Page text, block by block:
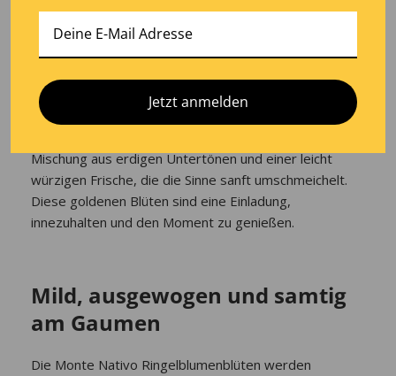
Die Monte Nativo Ringelblumenblüten bringen
genau das in Dein Zuhause.
Die getrockneten Blüten entfalten ein zartes, blumiges
Aroma, das sofort eine einladende Atmosphäre
Mischung aus erdigen Untertönen und einer leicht
würzigen Frische, die die Sinne sanft umschmeichelt.
Diese goldenen Blüten sind eine Einladung,
innezuhalten und den Moment zu genießen.
Mild, ausgewogen und samtig
am Gaumen
Die Monte Nativo Ringelblumenblüten werden
Jetzt anmelden